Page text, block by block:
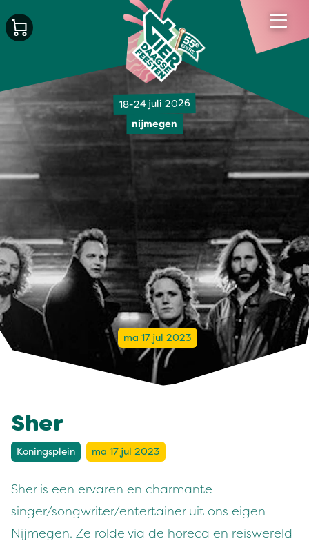
18-24 juli 2026
nijmegen
ma 17 jul 2023
Sher
Koningsplein ma 17 jul 2023
Sher is een ervaren en charmante
singer/songwriter/entertainer uit ons eigen
Nijmegen. Ze rolde via de horeca en reiswereld